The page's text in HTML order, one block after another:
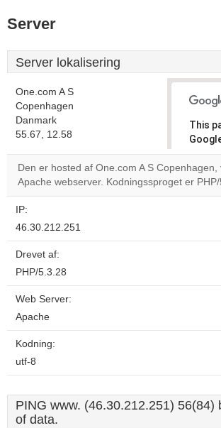
Server
Server lokalisering
One.com A S
Copenhagen
Danmark
55.67, 12.58
This
Do
own
Den er hosted af One.com A S
Apache webserver. Kodningssproget er
IP:
46.30.212.251
Drevet af:
PHP/5.3.28
Web Server:
Apache
Kodning:
utf-8
PING www. (46.30.212.251) 56(84)
of data.